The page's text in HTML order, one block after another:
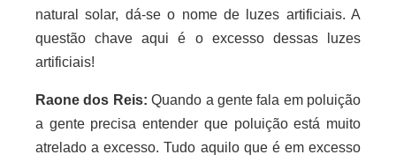
natural solar, dá-se o nome de luzes artificiais. A
questão chave aqui é o excesso dessas luzes
artificiais!
Raone dos Reis:Quando a gente fala em poluição
a gente precisa entender que poluição está muito
atrelado a excesso. Tudo aquilo que é em excesso